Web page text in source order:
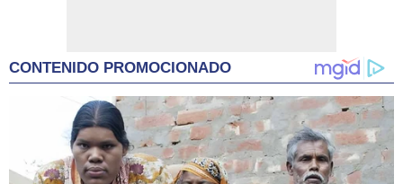
CONTENIDO PROMOCIONADO